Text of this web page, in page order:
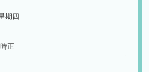
期六
時正
地下演講廳